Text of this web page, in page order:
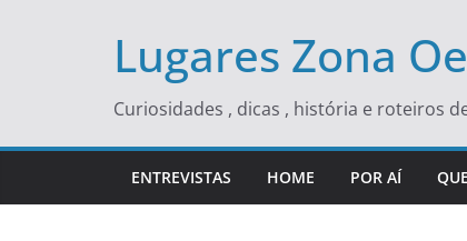
Lugares Zona
Curiosidades , dicas , história e roteiros
ENTREVISTAS HOME POR AÍ